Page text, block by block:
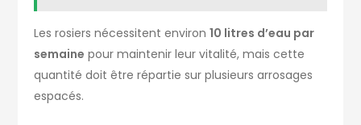
Les rosiers nécessitent environ10 litres d’eau par
semaine pour maintenir leur vitalité, mais cette
quantité doit être répartie sur plusieurs arrosages
espacés.